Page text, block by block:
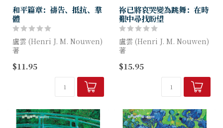
和平篇章：禱告、抵抗、羣
體
盧雲 (Henri J. M. Nouwen)
著
要在這個充滿了不安的世界裡
成為一個和平使者，首先的任
務是禱告，藉禱告去放下自己
的眼光，安居主裡。然而，...
$11.95
祢已將哀哭變為跳舞：在時
艱中尋找盼望
盧雲 (Henri J. M. Nouwen)
著
本書告訴你五個舞步，讓你的
生命植根於上帝。這些舞步不
能消除你的苦痛，也不意味你
可以期望不再經歷死蔭幽谷...
$15.95